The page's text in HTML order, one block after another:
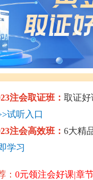
注会取证班： 取证好
试听入口
注会高效班： 6大精
学习
： 0元领注会好课|章